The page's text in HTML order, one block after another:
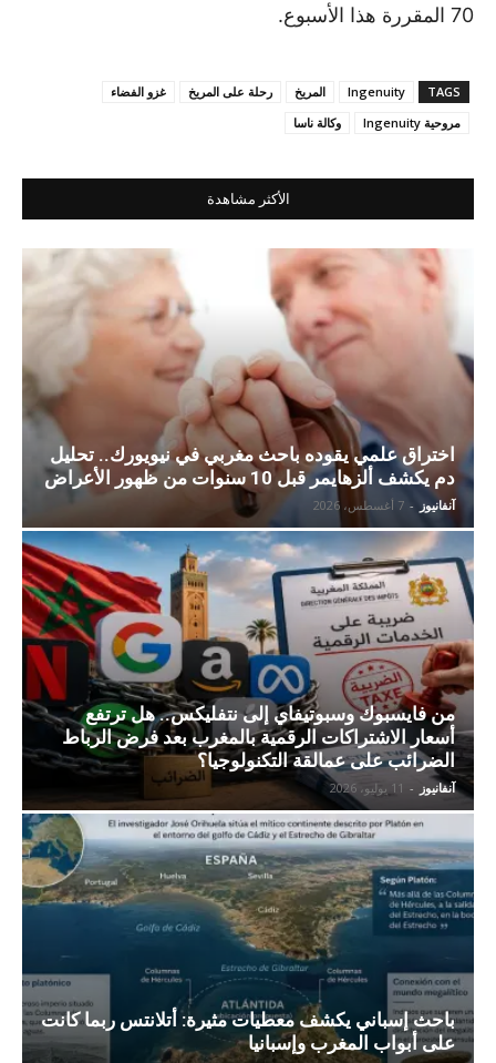
70 المقررة هذا الأسبوع.
TAGS
Ingenuity المريخ رحلة على المريخ
غزو الفضاء
مروحية Ingenuity
وكالة ناسا
الأكثر مشاهدة
اختراق علمي يقوده باحث مغربي في نيويورك.. تحليل
دم يكشف ألزهايمر قبل 10 سنوات من ظهور الأعراض
آنفانيوز - 7 أغسطس، 2026
من فايسبوك وسبوتيفاي إلى نتفليكس.. هل ترتفع
أسعار الاشتراكات الرقمية بالمغرب بعد فرض الرباط
الضرائب على عمالقة التكنولوجيا؟
آنفانيوز - 11 يوليو، 2026
باحث إسباني يكشف معطيات مثيرة: أتلانتس ربما كانت
على أبواب المغرب وإسبانيا